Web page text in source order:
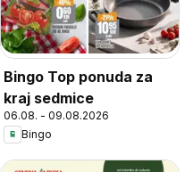
Bingo Top ponuda za
kraj sedmice
06.08. - 09.08.2026
Bingo